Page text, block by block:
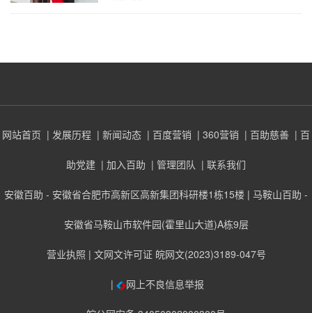
网站首页 | 发展历程 | 新闻动态 | 百度营销 | 360营销 | 百助慈善 | 百
助党建 | 加入百助 | 管理团队 | 联系我们
安徽百助 - 安徽省合肥市高新区高新集团科研楼1栋15楼 | 马鞍山百助 -
安徽省马鞍山市软件园(霍里山大道)A栋9层
营业执照 | 文网文许可证 皖网文(2023)3189-047号
| 网上不良信息举报